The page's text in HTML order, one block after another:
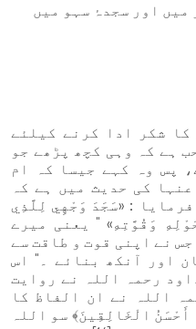
میں اور سجدۂ سہو میں
شکر ادا کرنے کیلئے
ہے کہ وہی کچھ پڑھے جو
پس وہ کہے جیسا کہ ام
کی حدیث میں ہے کہ
：«سَجَدَ وَجْهِي لِلَّذِي
وَقُوَّتِهِ» " یعنی میرے
نے اپنی قوت و طاقت سے
اور آنکھ بنائے ۔" اس
رحمہ اللہ نے روایت
اللہ نے ان الفاظ کا
الْخَالِقِينَ﴾ سو اللہ